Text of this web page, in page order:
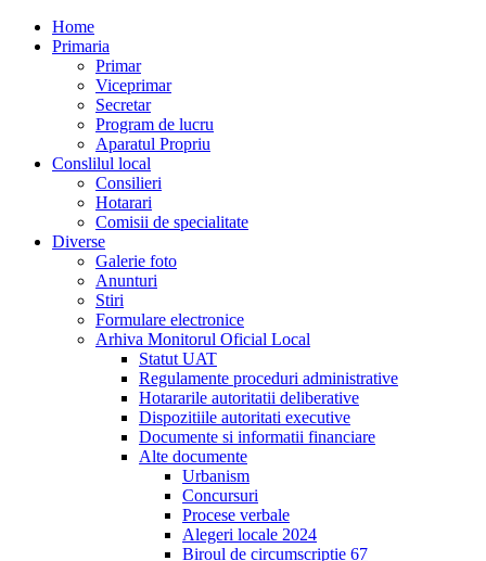
Home
Primaria
Primar
Viceprimar
Secretar
Program de lucru
Aparatul Propriu
Conslilul local
Consilieri
Hotarari
Comisii de specialitate
Diverse
Galerie foto
Anunturi
Stiri
Formulare electronice
Arhiva Monitorul Oficial Local
Statut UAT
Regulamente proceduri administrative
Hotararile autoritatii deliberative
Dispozitiile autoritati executive
Documente si informatii financiare
Alte documente
Urbanism
Concursuri
Procese verbale
Alegeri locale 2024
Biroul de circumscriptie 67